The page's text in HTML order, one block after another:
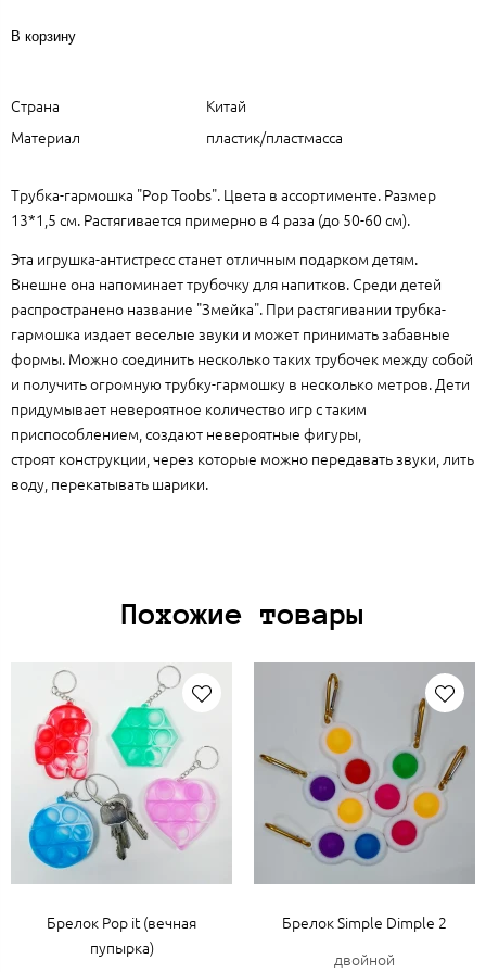
В корзину
Страна
Китай
Материал
пластик/пластмасса
Трубка-гармошка "Pop Toobs". Цвета в ассортименте. Размер
13*1,5 см. Растягивается примерно в 4 раза (до 50-60 см).
Эта игрушка-антистресс станет отличным подарком детям.
Внешне она напоминает трубочку для напитков. Среди детей
распространено название "Змейка". При растягивании трубка-
гармошка издает веселые звуки и может принимать забавные
формы. Можно соединить несколько таких трубочек между собой
и получить огромную трубку-гармошку в несколько метров. Дети
придумывает невероятное количество игр с таким
приспособлением, создают невероятные фигуры,
строят конструкции, через которые можно передавать звуки, лить
воду, перекатывать шарики.
Похожие товары
Брелок Pop it (вечная
пупырка)
Брелок Simple Dimple 2
двойной